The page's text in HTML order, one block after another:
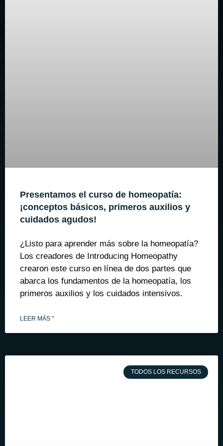
Presentamos el curso de homeopatía:
¡conceptos básicos, primeros auxilios y
cuidados agudos!
¿Listo para aprender más sobre la homeopatía?
Los creadores de Introducing Homeopathy
crearon este curso en línea de dos partes que
abarca los fundamentos de la homeopatía, los
primeros auxilios y los cuidados intensivos.
LEER MÁS "
TODOS LOS RECURSOS